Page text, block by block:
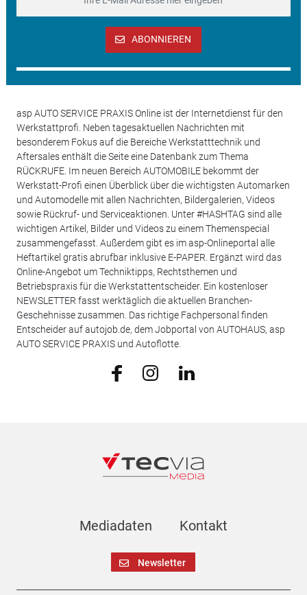
ABONNIEREN
asp AUTO SERVICE PRAXIS Online ist der Internetdienst für den
Werkstattprofi. Neben tagesaktuellen Nachrichten mit
besonderem Fokus auf die Bereiche Werkstatttechnik und
Aftersales enthält die Seite eine Datenbank zum Thema
RÜCKRUFE. Im neuen Bereich AUTOMOBILE bekommt der
Werkstatt-Profi einen Überblick über die wichtigsten Automarken
und Automodelle mit allen Nachrichten, Bildergalerien, Videos
sowie Rückruf- und Serviceaktionen. Unter #HASHTAG sind alle
wichtigen Artikel, Bilder und Videos zu einem Themenspecial
zusammengefasst. Außerdem gibt es im asp-Onlineportal alle
Heftartikel gratis abrufbar inklusive E-PAPER. Ergänzt wird das
Online-Angebot um Techniktipps, Rechtsthemen und
Betriebspraxis für die Werkstattentscheider. Ein kostenloser
NEWSLETTER fasst werktäglich die aktuellen Branchen-
Geschehnisse zusammen. Das richtige Fachpersonal finden
Entscheider auf autojob.de, dem Jobportal von AUTOHAUS, asp
AUTO SERVICE PRAXIS und Autoflotte.
Mediadaten Kontakt
Newsletter